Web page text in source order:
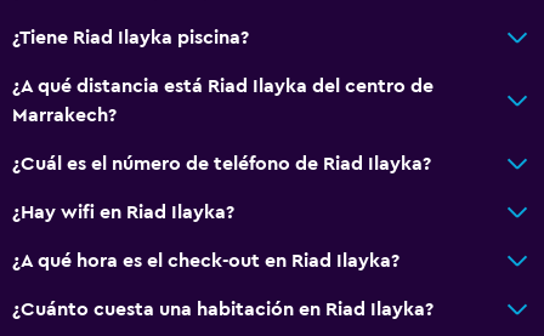
¿Tiene Riad Ilayka piscina?
¿A qué distancia está Riad Ilayka del centro de
Marrakech?
¿Cuál es el número de teléfono de Riad Ilayka?
¿Hay wifi en Riad Ilayka?
¿A qué hora es el check-out en Riad Ilayka?
¿Cuánto cuesta una habitación en Riad Ilayka?